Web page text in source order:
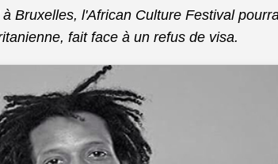
Bruxelles, l'African Culture Festival
fait face à un refus de visa.